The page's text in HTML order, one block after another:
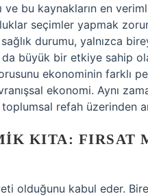
ve bu kaynakların en
seçimler yapmak
durumu, yalnızca
büyük bir etkiye sahip
ekonominin farklı
ekonomi. Aynı
refah üzerinden
KITA: FIRSAT
olduğunu kabul eder.